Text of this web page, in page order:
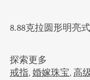
8.88克拉圆形明亮
探索更多
戒指, 婚嫁珠宝, 高